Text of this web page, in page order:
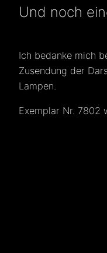
Und noch
Ich bedanke mich
Zusendung der
Lampen.
Exemplar Nr. 7802